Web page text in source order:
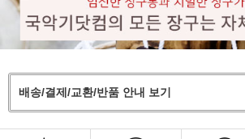
배송/결제/교환/반품 안내 보기